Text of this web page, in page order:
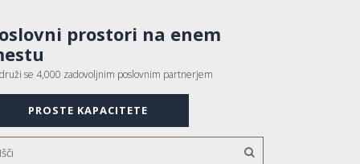
prostori na enem
se 4,000 zadovoljnim poslovnim partnerjem
PROSTE KAPACITETE